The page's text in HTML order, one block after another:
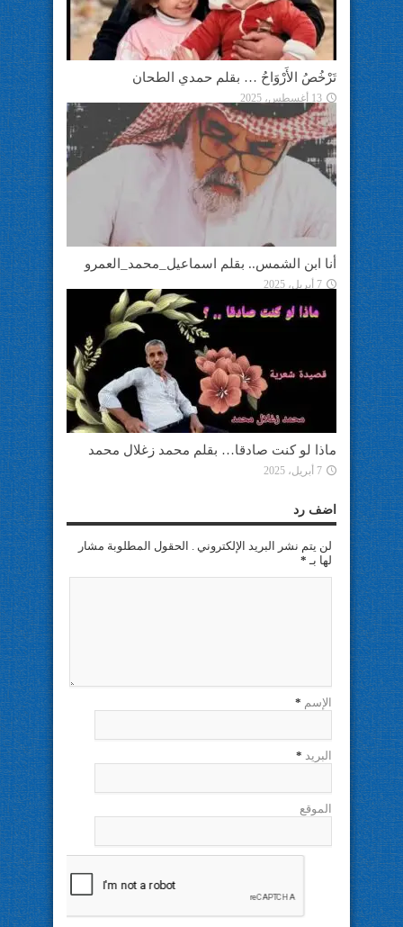
تَرْخُصُ الأَرْوَاحُ … بقلم حمدي الطحان
13 أغسطس، 2025
أنا ابن الشمس.. بقلم اسماعيل_محمد_العمرو
7 أبريل، 2025
ماذا لو كنت صادقا… بقلم محمد زغلال محمد
7 أبريل، 2025
اضف رد
لن يتم نشر البريد الإلكتروني . الحقول المطلوبة مشار
لها بـ *
الإسم *
البريد *
الموقع